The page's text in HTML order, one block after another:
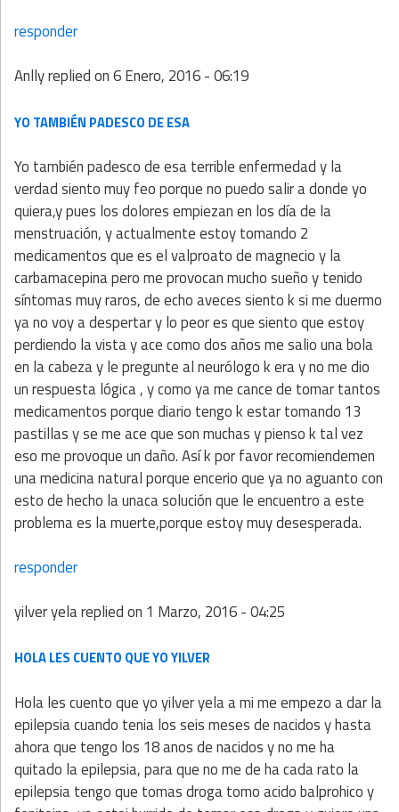
responder
Anllyreplied on6 Enero, 2016 - 06:19
YO TAMBIÉN PADESCO DE ESA
Yo también padesco de esa terrible enfermedad y la
verdad siento muy feo porque no puedo salir a donde yo
quiera,y pues los dolores empiezan en los día de la
menstruación, y actualmente estoy tomando 2
medicamentos que es el valproato de magnecio y la
carbamacepina pero me provocan mucho sueño y tenido
síntomas muy raros, de echo aveces siento k si me duermo
ya no voy a despertar y lo peor es que siento que estoy
perdiendo la vista y ace como dos años me salio una bola
en la cabeza y le pregunte al neurólogo k era y no me dio
un respuesta lógica , y como ya me cance de tomar tantos
medicamentos porque diario tengo k estar tomando 13
pastillas y se me ace que son muchas y pienso k tal vez
eso me provoque un daño. Así k por favor recomiendemen
una medicina natural porque encerio que ya no aguanto con
esto de hecho la unaca solución que le encuentro a este
problema es la muerte,porque estoy muy desesperada.
responder
yilver yelareplied on 1 Marzo, 2016 - 04:25
HOLA LES CUENTO QUE YO YILVER
Hola les cuento que yo yilver yela a mi me empezo a dar la
epilepsia cuando tenia los seis meses de nacidos y hasta
ahora que tengo los 18 anos de nacidos y no me ha
quitado la epilepsia, para que no me de ha cada rato la
epilepsia tengo que tomas droga tomo acido balprohico y